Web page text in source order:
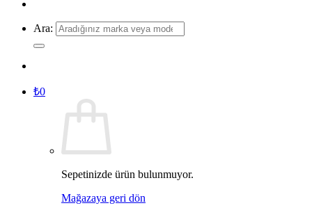
Ara:
₺0
Sepetinizde ürün bulunmuyor.
Mağazaya geri dön